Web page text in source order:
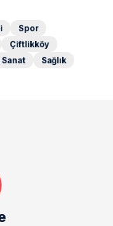
Spor
Çiftlikköy
Sanat Sağlık